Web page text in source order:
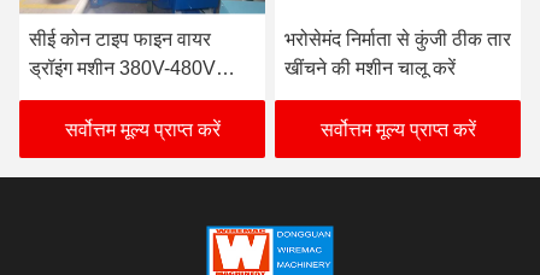
सीई कोन टाइप फाइन वायर
ड्रॉइंग मशीन 380V-480V
सिंक्रोनस मूविंग
सर्वोत्तम मूल्य प्राप्त करें
भरोसेमंद निर्माता से कुंजी ठीक तार
खींचने की मशीन चालू करें
सर्वोत्तम मूल्य प्राप्त करें